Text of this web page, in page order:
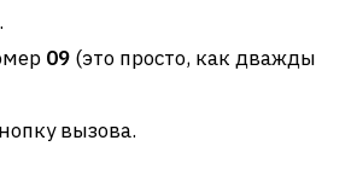
09 (это просто, как дважды
вызова.